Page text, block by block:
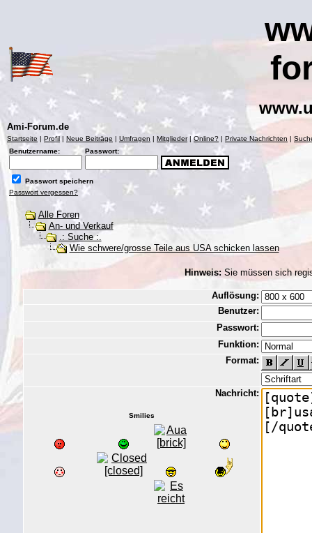
Ami-Forum.de
Startseite | Profil| Neue Beiträge | Umfragen | Mitglieder|Online? | Private Nachrichten |
Benutzername:
Passwort:
Passwort speichern
Passwort vergessen?
Alle Foren
An- und Verkauf
.: Suche :.
Wie schwere/grosse Teile aus USA schicken lassen
Hinweis:Sie müssen sich
Auflösung:
Benutzer:
Passwort:
Funktion:
Format:
Nachricht:
Smilies